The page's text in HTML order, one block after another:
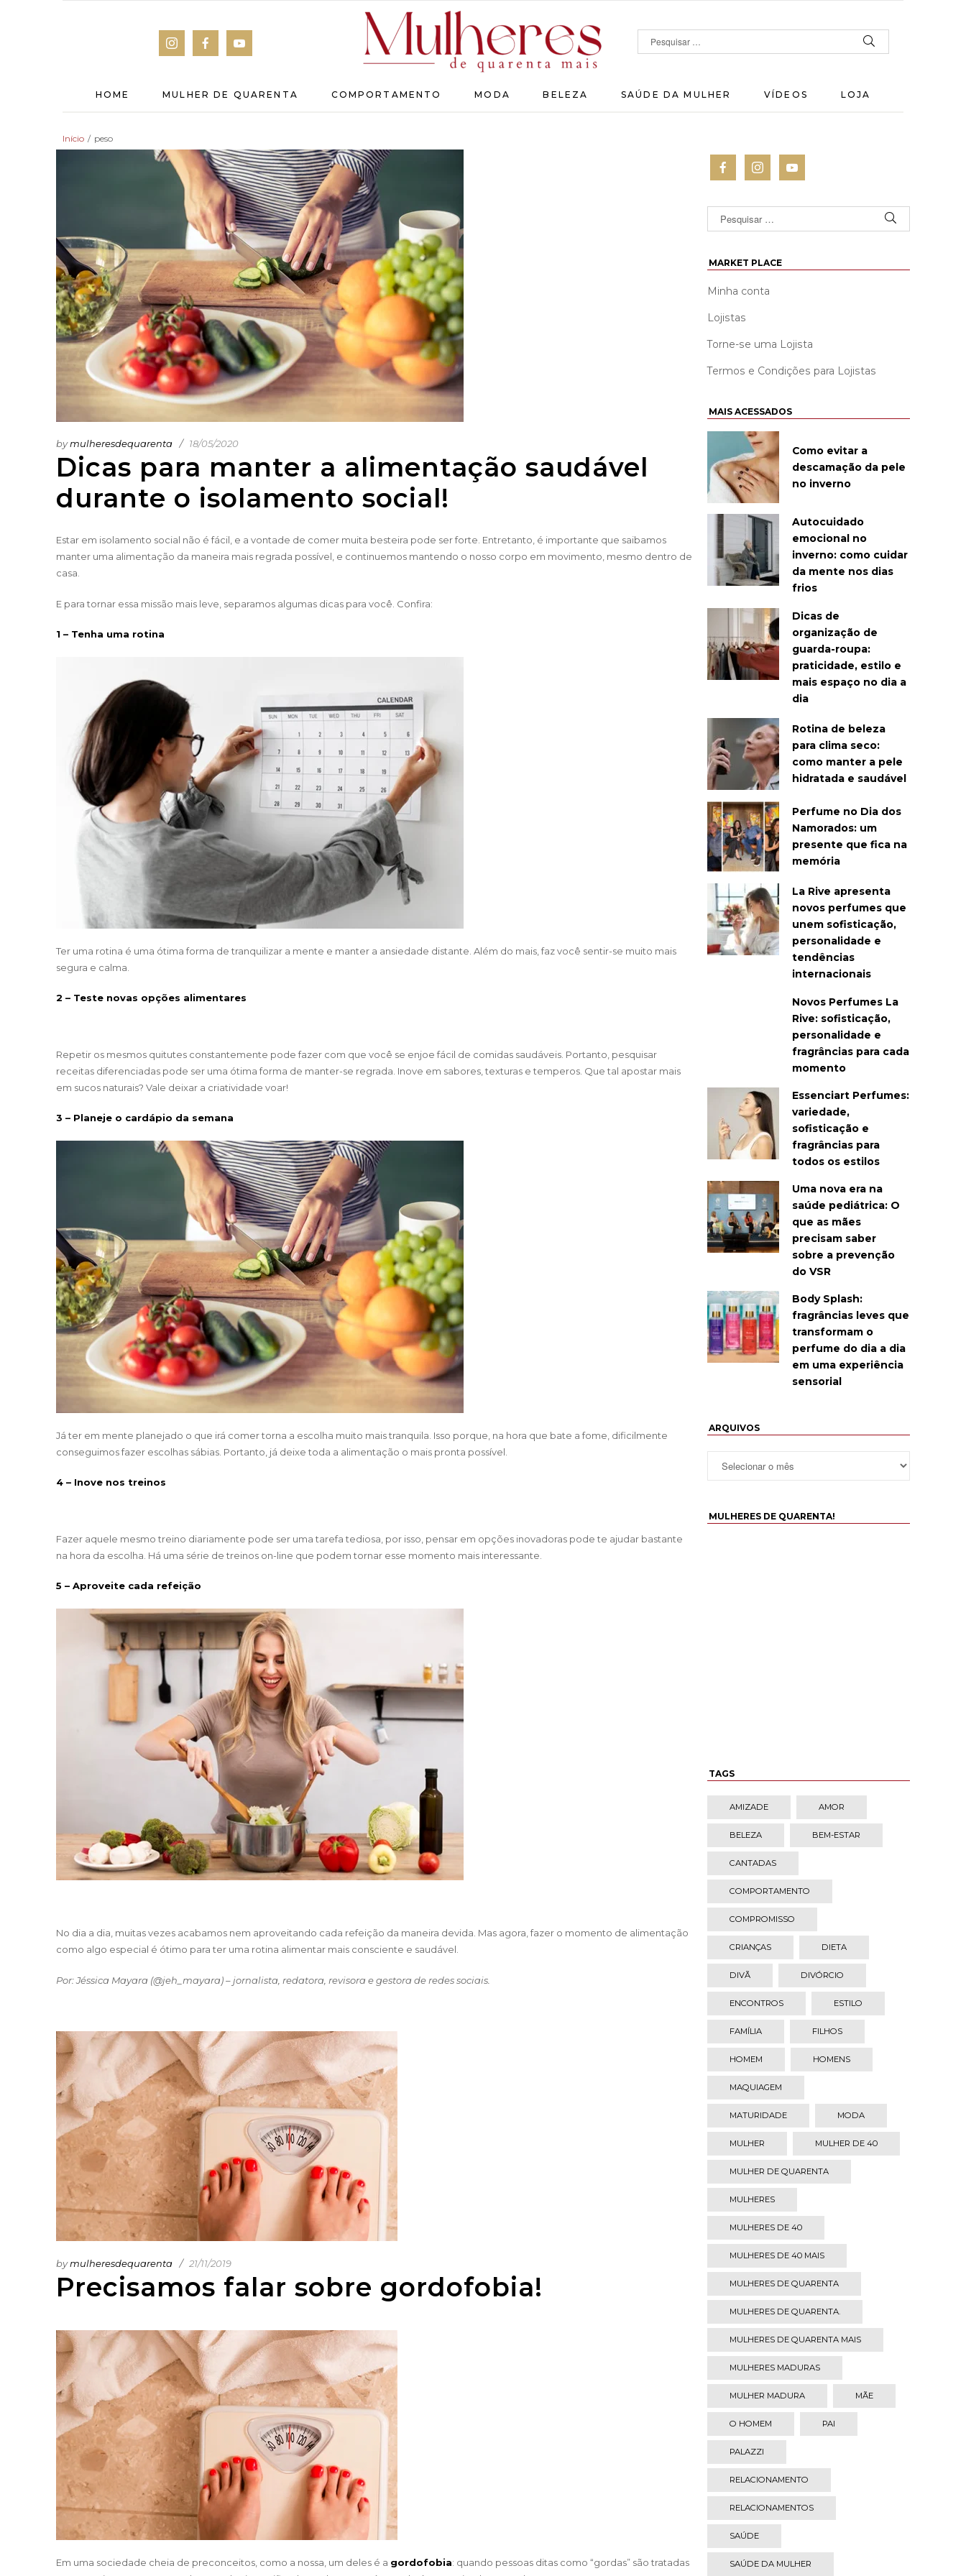
MULHERES
Para
as
mulheres
que
chegaram
lá!
HOME MULHER DE QUARENTA COMPORTAMENTO MODA BELEZA SAÚDE DA MULHER VÍDEOS LOJA
Início / peso
Dicas para manter a alimentação saudável
durante o isolamento social!
bymulheresdequarenta 18/05/2020
Estar em isolamento social não é fácil, e a vontade de comer muita besteira pode ser forte. Entretanto, é importante que saibamos
manter uma alimentação da maneira mais regrada possível, e continuemos mantendo o nosso corpo em movimento, mesmo dentro de
casa.
E para tornar essa missão mais leve, separamos algumas dicas para você. Confira:
1 – Tenha uma rotina
Ter uma rotina é uma ótima forma de tranquilizar a mente e manter a ansiedade distante. Além do mais, faz você sentir-se muito mais
segura e calma.
2 – Teste novas opções alimentares
Repetir os mesmos quitutes constantemente pode fazer com que você se enjoe fácil de comidas saudáveis. Portanto, pesquisar
receitas diferenciadas pode ser uma ótima forma de manter-se regrada. Inove em sabores, texturas e temperos. Que tal apostar mais
em sucos naturais? Vale deixar a criatividade voar!
3 – Planeje o cardápio da semana
Já ter em mente planejado o que irá comer torna a escolha muito mais tranquila. Isso porque, na hora que bate a fome, dificilmente
conseguimos fazer escolhas sábias. Portanto, já deixe toda a alimentação o mais pronta possível.
4 – Inove nos treinos
Fazer aquele mesmo treino diariamente pode ser uma tarefa tediosa, por isso, pensar em opções inovadoras pode te ajudar bastante
na hora da escolha. Há uma série de treinos on-line que podem tornar esse momento mais interessante.
5 – Aproveite cada refeição
No dia a dia, muitas vezes acabamos nem aproveitando cada refeição da maneira devida. Mas agora, fazer o momento de alimentação
como algo especial é ótimo para ter uma rotina alimentar mais consciente e saudável.
Por: Jéssica Mayara (@jeh_mayara) – jornalista, redatora, revisora e gestora de redes sociais.
Precisamos falar sobre gordofobia!
bymulheresdequarenta 21/11/2019
Em uma sociedade cheia de preconceitos, como a nossa, um deles é a gordofobia: quando pessoas ditas como “gordas” são tratadas
MARKET PLACE
Minha conta
Lojistas
Torne-se uma Lojista
Termos e Condições para Lojistas
MAIS ACESSADOS
Como evitar a
descamação da pele
no inverno
Autocuidado
emocional no
inverno: como cuidar
da mente nos dias
frios
Dicas de
organização de
guarda-roupa:
praticidade, estilo e
mais espaço no dia a
dia
Rotina de beleza
para clima seco:
como manter a pele
hidratada e saudável
Perfume no Dia dos
Namorados: um
presente que fica na
memória
La Rive apresenta
novos perfumes que
unem sofisticação,
personalidade e
tendências
internacionais
Novos Perfumes La
Rive: sofisticação,
personalidade e
fragrâncias para cada
momento
Essenciart Perfumes:
variedade,
sofisticação e
fragrâncias para
todos os estilos
Uma nova era na
saúde pediátrica: O
que as mães
precisam saber
sobre a prevenção
do VSR
Body Splash:
fragrâncias leves que
transformam o
perfume do dia a dia
em uma experiência
sensorial
ARQUIVOS
MULHERES DE QUARENTA!
TAGS
AMIZADE AMOR
BELEZA BEM-ESTAR
CANTADAS
COMPORTAMENTO
COMPROMISSO
CRIANÇAS DIETA
DIVÃ DIVÓRCIO
ENCONTROS ESTILO
FAMÍLIA FILHOS
HOMEM HOMENS
MAQUIAGEM
MATURIDADE MODA
MULHER MULHER DE 40
MULHER DE QUARENTA
MULHERES
MULHERES DE 40
MULHERES DE 40 MAIS
MULHERES DE QUARENTA
MULHERES DE QUARENTA.
MULHERES DE QUARENTA MAIS
MULHERES MADURAS
MULHER MADURA MÃE
O HOMEM PAI
PALAZZI
RELACIONAMENTO
RELACIONAMENTOS
SAÚDE
SAÚDE DA MULHER